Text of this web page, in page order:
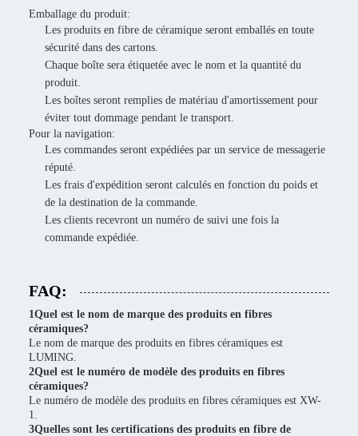
Emballage du produit:
Les produits en fibre de céramique seront emballés en toute
sécurité dans des cartons.
Chaque boîte sera étiquetée avec le nom et la quantité du
produit.
Les boîtes seront remplies de matériau d'amortissement pour
éviter tout dommage pendant le transport.
Pour la navigation:
Les commandes seront expédiées par un service de messagerie
réputé.
Les frais d'expédition seront calculés en fonction du poids et
de la destination de la commande.
Les clients recevront un numéro de suivi une fois la
commande expédiée.
FAQ:
1Quel est le nom de marque des produits en fibres
céramiques?
Le nom de marque des produits en fibres céramiques est
LUMING.
2Quel est le numéro de modèle des produits en fibres
céramiques?
Le numéro de modèle des produits en fibres céramiques est XW-
1.
3Quelles sont les certifications des produits en fibre de